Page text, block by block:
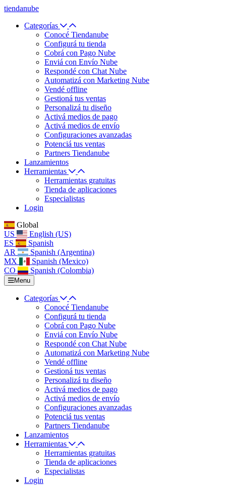
tiendanube
Categorías
Conocé Tiendanube
Configurá tu tienda
Cobrá con Pago Nube
Enviá con Envío Nube
Respondé con Chat Nube
Automatizá con Marketing Nube
Vendé offline
Gestioná tus ventas
Personalizá tu diseño
Activá medios de pago
Activá medios de envío
Configuraciones avanzadas
Potenciá tus ventas
Partners Tiendanube
Lanzamientos
Herramientas
Herramientas gratuitas
Tienda de aplicaciones
Especialistas
Login
Global
US
English (US)
ES
Spanish
AR
Spanish (Argentina)
MX
Spanish (Mexico)
CO
Spanish (Colombia)
Menu
Categorías
Conocé Tiendanube
Configurá tu tienda
Cobrá con Pago Nube
Enviá con Envío Nube
Respondé con Chat Nube
Automatizá con Marketing Nube
Vendé offline
Gestioná tus ventas
Personalizá tu diseño
Activá medios de pago
Activá medios de envío
Configuraciones avanzadas
Potenciá tus ventas
Partners Tiendanube
Lanzamientos
Herramientas
Herramientas gratuitas
Tienda de aplicaciones
Especialistas
Login